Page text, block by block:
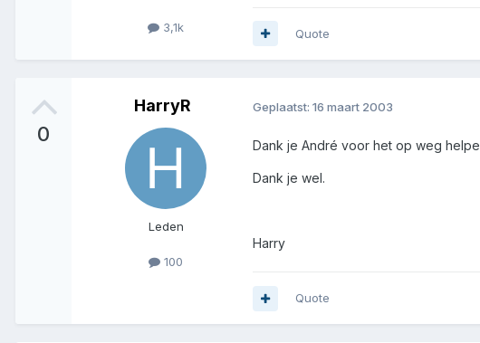
3,1k Quote
0
HarryR
Leden
100
Geplaatst: 16 maart 2003
Dank je André voor het op weg
Dank je wel.
Harry
Quote